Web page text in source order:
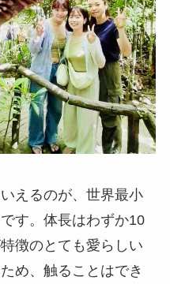
えるのが、世界最小
です。体長はわずか10
徴のとても愛らしい
め、触ることはでき